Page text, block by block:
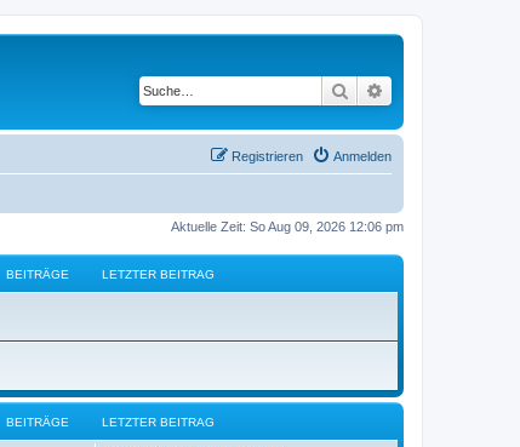
Suche
Anmelden
Registrieren
Aktuelle Zeit: So Aug 09, 2026 12:06 pm
BEITRÄGE LETZTER BEITRAG
BEITRÄGE LETZTER BEITRAG